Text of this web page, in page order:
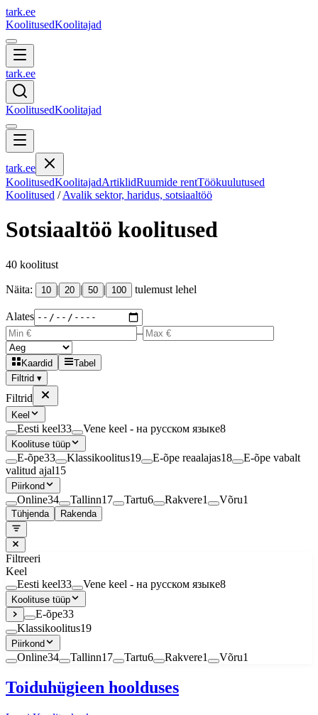
tark.ee
KoolitusedKoolitajad
tark.ee
KoolitusedKoolitajad
tark.ee
KoolitusedKoolitajadArtiklidRuumide rentTöökuulutused
Koolitused /Avalik sektor, haridus, sotsiaaltöö
Sotsiaaltöö koolitused
40 koolitust
Näita: 10 | 20 | 50 | 100 tulemust lehel
Alates
–
Kaardid
Tabel
Filtrid ▾
Filtrid
Keel
Eesti keel33 Vene keel - на русском языке8
Koolituse tüüp
E-õpe33 Klassikoolitus19 E-õpe reaalajas18
E-õpe vabalt
valitud ajal15
Piirkond
Online34 Tallinn17 Tartu6 Rakvere1 Võru1
Tühjenda Rakenda
Filtreeri
Keel
Eesti keel33 Vene keel - на русском языке8
Koolituse tüüp
E-õpe33
Klassikoolitus19
Piirkond
Online34 Tallinn17 Tartu6 Rakvere1 Võru1
Toiduhügieen hoolduses